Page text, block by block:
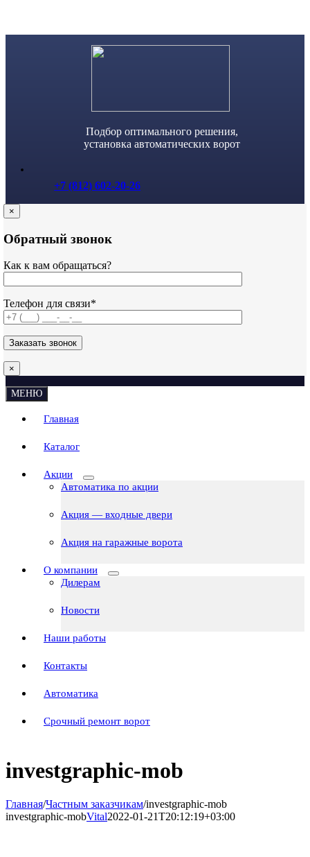
Подбор оптимального решения,
установка автоматических ворот
+7 (812) 602-20-26
×
Обратный звонок
Как к вам обращаться?
Телефон для связи*
×
МЕНЮ
Главная
Каталог
Акции
Автоматика по акции
Акция — входные двери
Акция на гаражные ворота
О компании
Дилерам
Новости
Наши работы
Контакты
Автоматика
Срочный ремонт ворот
investgraphic-mob
Главная/Частным заказчикам/investgraphic-mob
investgraphic-mobVital2022-01-21T20:12:19+03:00